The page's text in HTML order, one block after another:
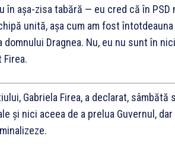
în așa-zisa tabără — eu cred că în
unită, așa cum am fost
domnului Dragnea. Nu, eu nu sunt în
Firea.
Gabriela Firea, a declarat,
și nici aceea de a prelua Guvernul,